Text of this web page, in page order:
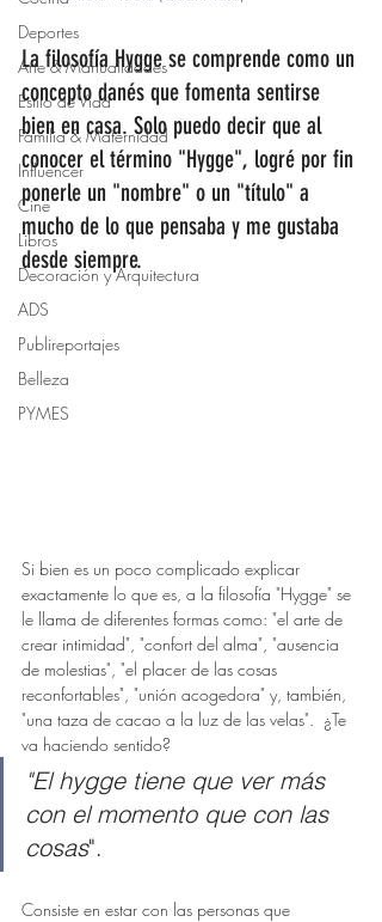
Deportes
Arte & Manualidades
Estilo de Vida
Familia & Maternidad
Influencer
Cine
Libros
Decoración y Arquitectura
ADS
Publireportajes
Belleza
PYMES
La filosofía Hygge se comprende como un
concepto danés que fomenta sentirse
bien en casa. Solo puedo decir que al
conocer el término "Hygge", logré por fin
ponerle un "nombre" o un "título" a
mucho de lo que pensaba y me gustaba
desde siempre.
Si bien es un poco complicado explicar
exactamente lo que es, a la filosofía "Hygge" se
le llama de diferentes formas como: "el arte de
crear intimidad", "confort del alma", "ausencia
de molestias", "el placer de las cosas
reconfortables", "unión acogedora" y, también,
"una taza de cacao a la luz de las velas".  ¿Te
va haciendo sentido?
"El hygge tiene que ver más
con el momento que con las
cosas".
Consiste en estar con las personas que